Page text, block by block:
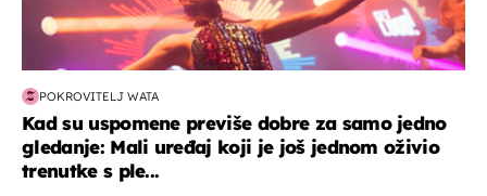
POKROVITELJ WATA
Kad su uspomene previše dobre za samo jedno
gledanje: Mali uređaj koji je još jednom oživio
trenutke s ple...